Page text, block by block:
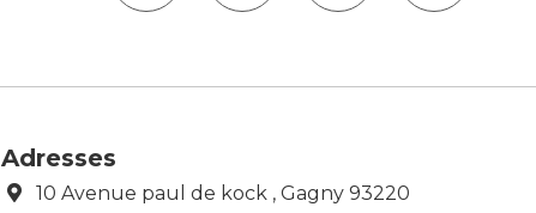
Adresses
10 Avenue paul de kock , Gagny 93220